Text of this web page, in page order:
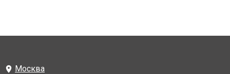
Москва